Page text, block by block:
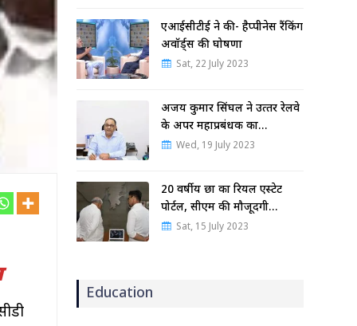
एआईसीटीई ने की- हैप्पीनेस रैंकिंग
अवॉर्ड्स की घोषणा
Sat, 22 July 2023
अजय कुमार सिंघल ने उत्‍तर रेलवे
के अपर महाप्रबंधक का…
Wed, 19 July 2023
20 वर्षीय छात्र का रियल एस्टेट
पोर्टल, सीएम की मौजूदगी…
Sat, 15 July 2023
Education